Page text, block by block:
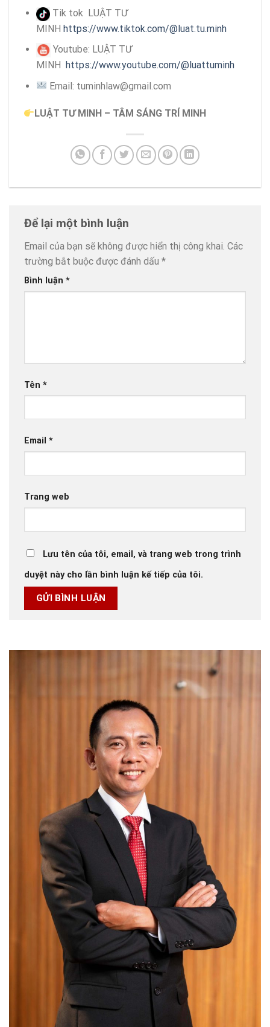
Tik tok LUẬT TƯ
MINH https://www.tiktok.com/@luat.tu.minh
Youtube: LUẬT TƯ
MINH https://www.youtube.com/@luattuminh
Email: tuminhlaw@gmail.com
LUẬT TƯ MINH – TÂM SÁNG TRÍ MINH
Để lại một bình luận
Email của bạn sẽ không được hiển thị công khai. Các
trường bắt buộc được đánh dấu *
Bình luận *
Tên *
Email *
Trang web
Lưu tên của tôi, email, và trang web trong trình
duyệt này cho lần bình luận kế tiếp của tôi.